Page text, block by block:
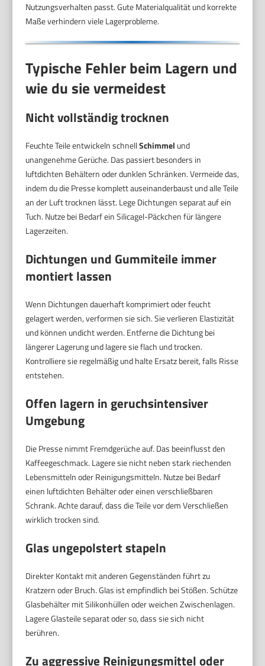
Nutzungsverhalten passt. Gute Materialqualität und korrekte
Maße verhindern viele Lagerprobleme.
Typische Fehler beim Lagern und
wie du sie vermeidest
Nicht vollständig trocknen
Feuchte Teile entwickeln schnellSchimmel und
unangenehme Gerüche. Das passiert besonders in
luftdichten Behältern oder dunklen Schränken. Vermeide das,
indem du die Presse komplett auseinanderbaust und alle Teile
an der Luft trocknen lässt. Lege Dichtungen separat auf ein
Tuch. Nutze bei Bedarf ein Silicagel-Päckchen für längere
Lagerzeiten.
Dichtungen und Gummiteile immer
montiert lassen
Wenn Dichtungen dauerhaft komprimiert oder feucht
gelagert werden, verformen sie sich. Sie verlieren Elastizität
und können undicht werden. Entferne die Dichtung bei
längerer Lagerung und lagere sie flach und trocken.
Kontrolliere sie regelmäßig und halte Ersatz bereit, falls Risse
entstehen.
Offen lagern in geruchsintensiver
Umgebung
Die Presse nimmt Fremdgerüche auf. Das beeinflusst den
Kaffeegeschmack. Lagere sie nicht neben stark riechenden
Lebensmitteln oder Reinigungsmitteln. Nutze bei Bedarf
einen luftdichten Behälter oder einen verschließbaren
Schrank. Achte darauf, dass die Teile vor dem Verschließen
wirklich trocken sind.
Glas ungepolstert stapeln
Direkter Kontakt mit anderen Gegenständen führt zu
Kratzern oder Bruch. Glas ist empfindlich bei Stößen. Schütze
Glasbehälter mit Silikonhüllen oder weichen Zwischenlagen.
Lagere Glasteile separat oder so, dass sie sich nicht
berühren.
Zu aggressive Reinigungsmittel oder